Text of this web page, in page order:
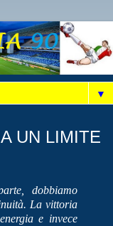
▼
UN LIMITE
dobbiamo
La vittoria
e invece